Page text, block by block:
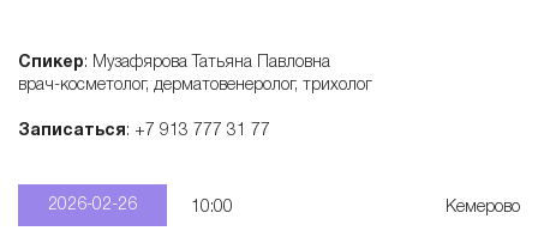
Спикер: Музафярова Татьяна Павловна
врач-косметолог, дерматовенеролог, трихолог
Записаться: +7 913 777 31 77
2026-02-26 10:00 Кемерово